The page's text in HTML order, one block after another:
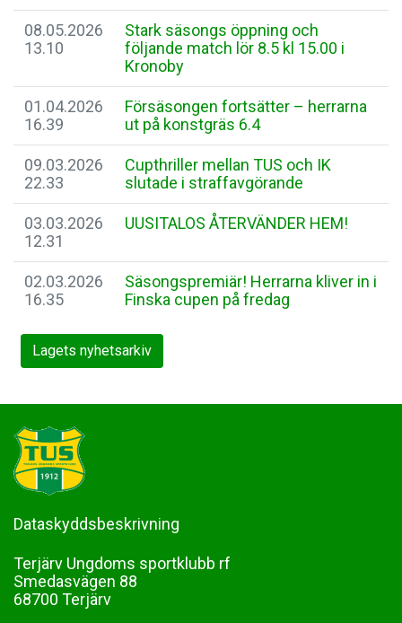
08.05.2026
13.10
Stark säsongs öppning och
följande match lör 8.5 kl 15.00 i
Kronoby
01.04.2026
16.39
Försäsongen fortsätter – herrarna
ut på konstgräs 6.4
09.03.2026
22.33
Cupthriller mellan TUS och IK
slutade i straffavgörande
03.03.2026
12.31
UUSITALOS ÅTERVÄNDER HEM!
02.03.2026
16.35
Säsongspremiär! Herrarna kliver in i
Finska cupen på fredag
Lagets nyhetsarkiv
Dataskyddsbeskrivning
Terjärv Ungdoms sportklubb rf
Smedasvägen 88
68700 Terjärv